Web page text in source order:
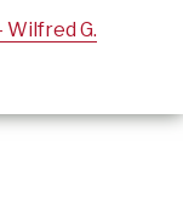
Wilfred G.